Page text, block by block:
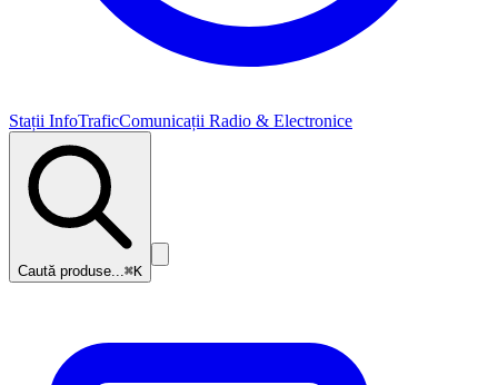
Stații InfoTraficComunicații Radio & Electronice
Caută produse...⌘K